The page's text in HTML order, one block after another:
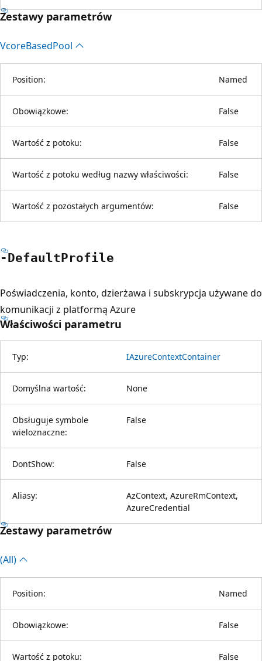
Zestawy parametrów
VcoreBasedPool
Position: Named
Obowiązkowe: False
Wartość z potoku: False
Wartość z potoku według nazwy właściwości: False
Wartość z pozostałych argumentów: False
-DefaultProfile
Poświadczenia, konto, dzierżawa i subskrypcja używane do
komunikacji z platformą Azure
Właściwości parametru
Typ: IAzureContextContainer
Domyślna wartość: None
Obsługuje symbole
wieloznaczne:
False
DontShow: False
Aliasy:
AzContext, AzureRmContext,
AzureCredential
Zestawy parametrów
(All)
Position: Named
Obowiązkowe: False
Wartość z potoku: False